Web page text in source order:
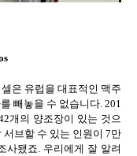
은 유럽을 대표적인 맥주
빼놓을 수 없습니다. 201
개의 양조장이 있는 것으
서브할 수 있는 인원이7만
사됐죠. 우리에게 잘 알려